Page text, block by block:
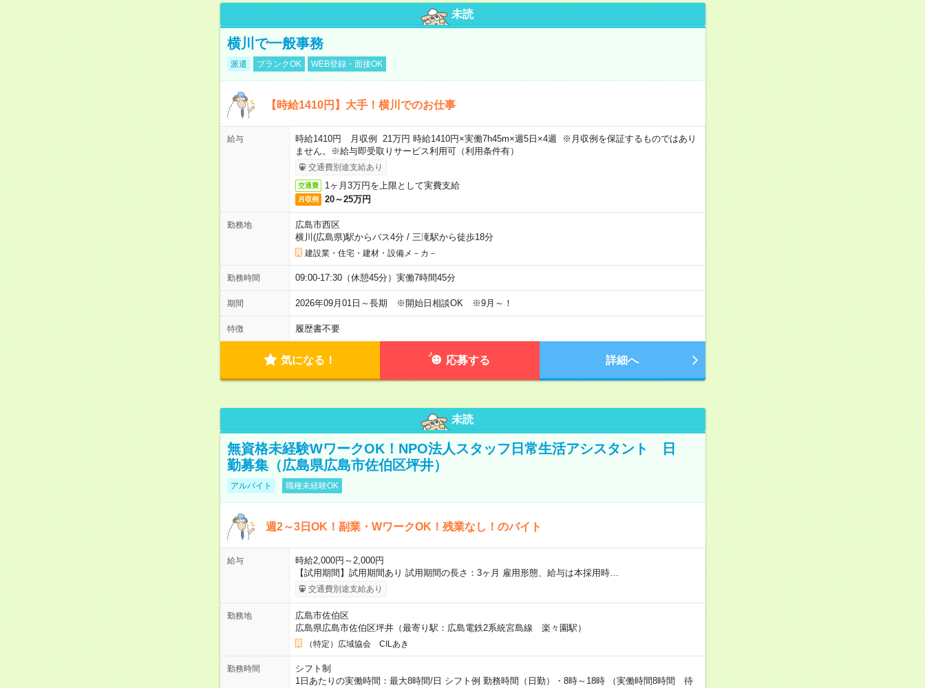
未読
横川で一般事務
派遣 ブランクOK WEB登録・面接OK
【時給1410円】大手！横川でのお仕事
給与
時給1410円 月収例 21万円 時給1410円×実働7h45m×週5日×4週 ※月収例を保証するものではあり
ません。※給与即受取りサービス利用可（利用条件有）
交通費別途支給あり
交通費 1ヶ月3万円を上限として実費支給
月収例 20～25万円
勤務地
広島市西区
横川(広島県)駅からバス4分/ 三滝駅から徒歩18分
建設業・住宅・建材・設備メ－カ－
勤務時間 09:00-17:30（休憩45分）実働7時間45分
期間 2026年09月01日～長期 ※開始日相談OK ※9月～！
特徴 履歴書不要
気になる！ 応募する 詳細へ
未読
無資格未経験WワークOK！NPO法人スタッフ日常生活アシスタント 日
勤募集（広島県広島市佐伯区坪井）
アルバイト 職種未経験OK
週2～3日OK！副業・WワークOK！残業なし！のバイト
給与
時給2,000円～2,000円
【試用期間】試用期間あり 試用期間の長さ：3ヶ月 雇用形態、給与は本採用時…
交通費別途支給あり
勤務地
広島市佐伯区
広島県広島市佐伯区坪井（最寄り駅：広島電鉄2系統宮島線 楽々園駅）
（特定）広域協会 CILあき
勤務時間
シフト制
1日あたりの実働時間：最大8時間/日 シフト例 勤務時間（日勤）・8時～18時 （実働時間8時間 待